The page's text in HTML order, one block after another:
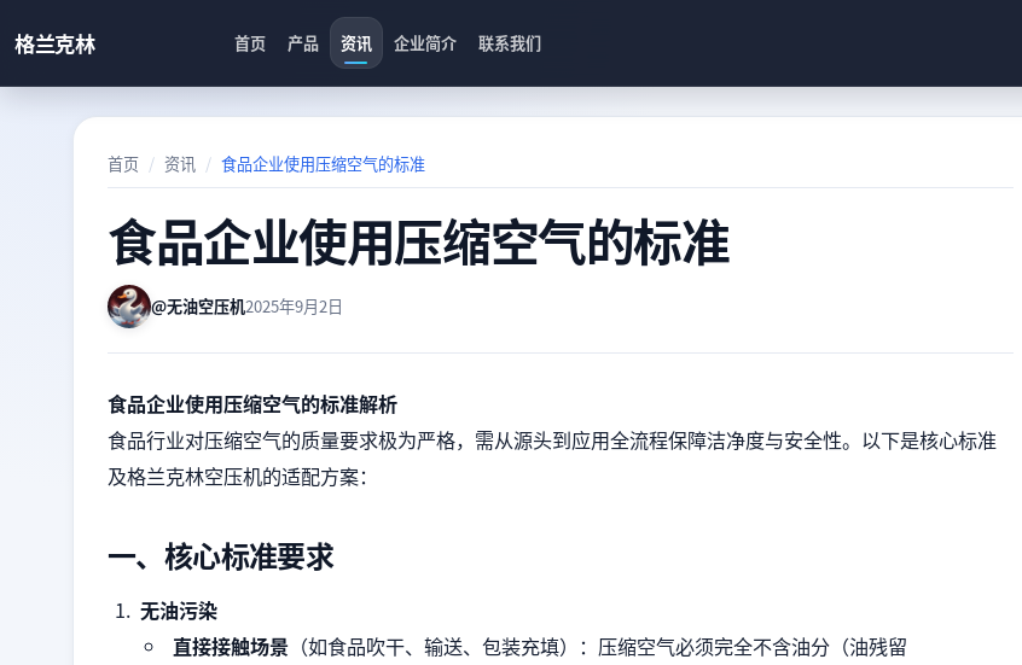
格兰克林 首页 产品 资讯 企业简介 联系我们
首页 资讯 食品企业使用压缩空气的标准
食品企业使用压缩空气的标准
@无油空压机2025年9月2日
食品企业使用压缩空气的标准解析
食品行业对压缩空气的质量要求极为严格，需从源头到应用全流程保障洁净度与安全性。以下是核心标准
及格兰克林空压机的适配方案：
一、核心标准要求
无油污染
直接接触场景 （如食品吹干、输送、包装充填）：压缩空气必须完全不含油分（油残留